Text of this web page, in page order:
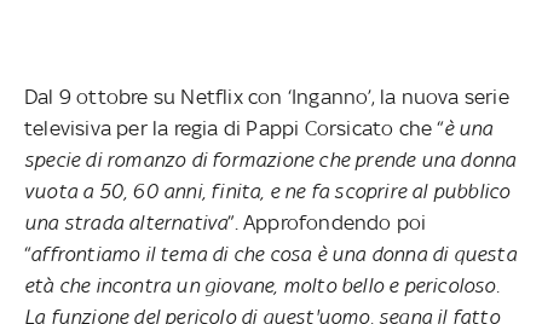
Dal 9 ottobre su Netflix con ‘Inganno’, la nuova serie
televisiva per la regia di Pappi Corsicato che “è una
specie di romanzo di formazione che prende una donna
vuota a 50, 60 anni, finita, e ne fa scoprire al pubblico
una strada alternativa”. Approfondendo poi
“affrontiamo il tema di che cosa è una donna di questa
età che incontra un giovane, molto bello e pericoloso.
La funzione del pericolo di quest'uomo, segna il fatto